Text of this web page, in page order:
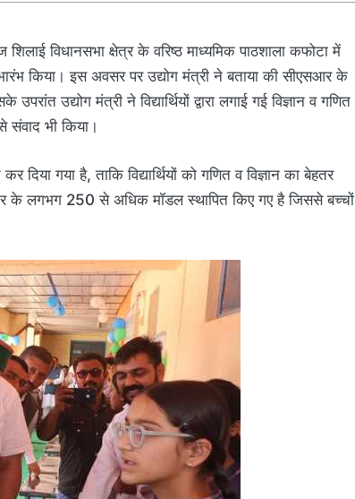
विधानसभा क्षेत्र के वरिष्ठ माध्यमिक पाठशाला कफोटा में
किया। इस अवसर पर उद्योग मंत्री ने बताया की सीएसआर के
उद्योग मंत्री ने विद्यार्थियों द्वारा लगाई गई विज्ञान व गणित
संवाद भी किया।
गया है, ताकि विद्यार्थियों को गणित व विज्ञान का बेहतर
के लगभग 250 से अधिक मॉडल स्थापित किए गए है जिससे बच्चों